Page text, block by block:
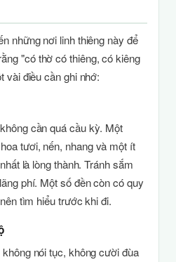
những nơi linh thiêng này để
"có thờ có thiêng, có kiêng
vài điều cần ghi nhớ:
cần quá cầu kỳ. Một
tươi, nến, nhang và một ít
là lòng thành. Tránh sắm
phí. Một số đền còn có quy
tìm hiểu trước khi đi.
nói tục, không cười đùa